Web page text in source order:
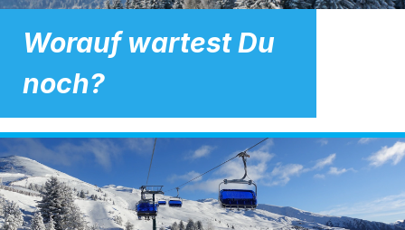
Worauf wartest Du
noch?